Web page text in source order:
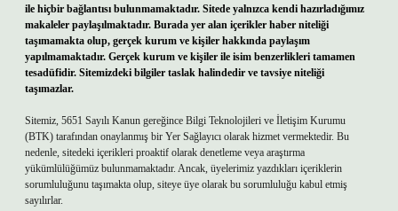
ile hiçbir bağlantısı bulunmamaktadır. Sitede yalnızca kendi hazırladığımız
makaleler paylaşılmaktadır. Burada yer alan içerikler haber niteliği
taşımamakta olup, gerçek kurum ve kişiler hakkında paylaşım
yapılmamaktadır. Gerçek kurum ve kişiler ile isim benzerlikleri tamamen
tesadüfidir. Sitemizdeki bilgiler taslak halindedir ve tavsiye niteliği
taşımazlar.
Sitemiz, 5651 Sayılı Kanun gereğince Bilgi Teknolojileri ve İletişim Kurumu
(BTK) tarafından onaylanmış bir Yer Sağlayıcı olarak hizmet vermektedir. Bu
nedenle, sitedeki içerikleri proaktif olarak denetleme veya araştırma
yükümlülüğümüz bulunmamaktadır. Ancak, üyelerimiz yazdıkları içeriklerin
sorumluluğunu taşımakta olup, siteye üye olarak bu sorumluluğu kabul etmiş
sayılırlar.